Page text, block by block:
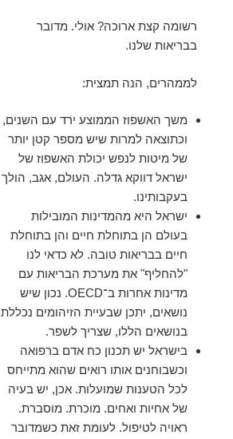
רשומה קצת ארוכה? אולי. מדובר
בבריאות שלנו.
לממהרים, הנה תמצית:
משך האשפוז הממוצע ירד עם השנים,
וכתוצאה למרות שיש מספר קטן יותר
של מיטות לנפש יכולת האשפוז של
ישראל דווקא גדלה. העולם, אגב, הולך
בעקבותינו.
ישראל היא מהמדינות המובילות
בעולם הן בתוחלת חיים והן בתוחלת
חיים בבריאות טובה. לא כדאי לנו
"להחליף" את מערכת הבריאות עם
מדינות אחרות ב־OECD. נכון שיש
נושאים, יתכן שבעיית הזיהומים נכללת
בנושאים הללו, שצריך לשפר.
בישראל יש תכנון כח אדם ברפואה
וכשבוחנים אותו רואים שהוא מתייחס
לכל הטענות שמועלות. אכן, יש בעיה
של אחיות ואחים. מוכרת. מוסברת.
ראויה לטיפול. לעומת זאת כשמדובר